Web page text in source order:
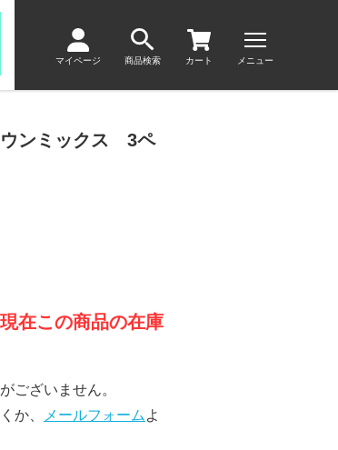
マイページ 商品検索 カート メニュー
ンミックス 3ペ
在この商品の在庫
ございません。
か、
メールフォームよ